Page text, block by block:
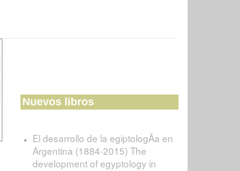
Nuevos libros
El desarrollo de la egiptologÃ­a en
Argentina (1884-2015) The
development of egyptology in